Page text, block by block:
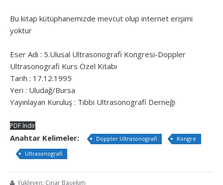
Bu kitap kütüphanemizde mevcut olup internet erişimi
yoktur
Eser Adı : 5.Ulusal Ultrasonografi Kongresi-Doppler
Ultrasonografi Kurs Özel Kitabı
Tarih : 17.12.1995
Yeri : Uludağ/Bursa
Yayınlayan Kuruluş : Tıbbi Ultrasonografi Derneği
PDF İndir
Anahtar Kelimeler: Doppler Ultrasonografi
Kongre
Ultrasonografi
Yükleyen: Çınar Başekim